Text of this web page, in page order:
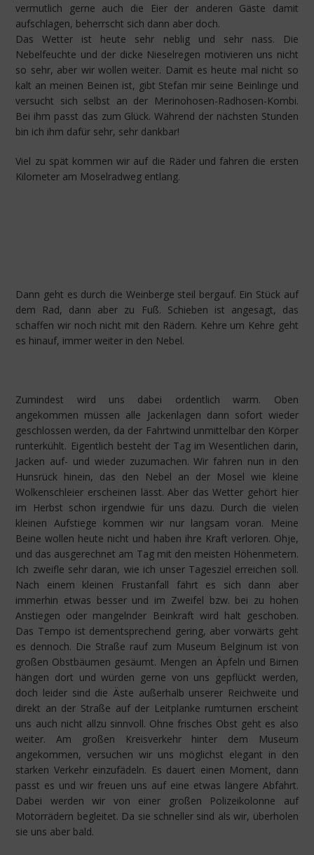
vermutlich gerne auch die Eier der anderen Gäste damit
aufschlagen, beherrscht sich dann aber doch.
Das Wetter ist heute sehr neblig und sehr nass. Die
Nebelfeuchte und der dicke Nieselregen motivieren uns nicht
so sehr, aber wir wollen weiter. Damit es heute mal nicht so
kalt an meinen Beinen ist, gibt Stefan mir seine Beinlinge und
versucht sich selbst an der Merinohosen-Radhosen-Kombi.
Bei ihm passt das zum Glück. Während der nächsten Stunden
bin ich ihm dafür sehr, sehr dankbar!
Viel zu spät kommen wir auf die Räder und fahren die ersten
Kilometer am Moselradweg entlang.
Dann geht es durch die Weinberge steil bergauf. Ein Stück auf
dem Rad, dann aber zu Fuß. Schieben ist angesagt, das
schaffen wir noch nicht mit den Rädern. Kehre um Kehre geht
es hinauf, immer weiter in den Nebel.
Zumindest wird uns dabei ordentlich warm. Oben
angekommen müssen alle Jackenlagen dann sofort wieder
geschlossen werden, da der Fahrtwind unmittelbar den Körper
runterkühlt. Eigentlich besteht der Tag im Wesentlichen darin,
Jacken auf- und wieder zuzumachen. Wir fahren nun in den
Hunsrück hinein, das den Nebel an der Mosel wie kleine
Wolkenschleier erscheinen lässt. Aber das Wetter gehört hier
im Herbst schon irgendwie für uns dazu. Durch die vielen
kleinen Aufstiege kommen wir nur langsam voran. Meine
Beine wollen heute nicht und haben ihre Kraft verloren. Ohje,
und das ausgerechnet am Tag mit den meisten Höhenmetern.
Ich zweifle sehr daran, wie ich unser Tagesziel erreichen soll.
Nach einem kleinen Frustanfall fährt es sich dann aber
immerhin etwas besser und im Zweifel bzw. bei zu hohen
Anstiegen oder mangelnder Beinkraft wird halt geschoben.
Das Tempo ist dementsprechend gering, aber vorwärts geht
es dennoch. Die Straße rauf zum Museum Belginum ist von
großen Obstbäumen gesäumt. Mengen an Äpfeln und Birnen
hängen dort und würden gerne von uns gepflückt werden,
doch leider sind die Äste außerhalb unserer Reichweite und
direkt an der Straße auf der Leitplanke rumturnen erscheint
uns auch nicht allzu sinnvoll. Ohne frisches Obst geht es also
weiter. Am großen Kreisverkehr hinter dem Museum
angekommen, versuchen wir uns möglichst elegant in den
starken Verkehr einzufädeln. Es dauert einen Moment, dann
passt es und wir freuen uns auf eine etwas längere Abfahrt.
Dabei werden wir von einer großen Polizeikolonne auf
Motorrädern begleitet. Da sie schneller sind als wir, überholen
sie uns aber bald.